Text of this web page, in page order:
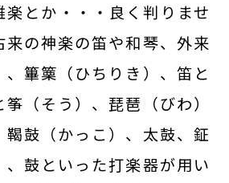
楽とか・・・良く判りませ
来の神楽の笛や和琴、外来
篳篥（ひちりき）、笛と
（そう）、琵琶（びわ）
鞨鼓（かっこ）、太鼓、鉦
、鼓といった打楽器が用い